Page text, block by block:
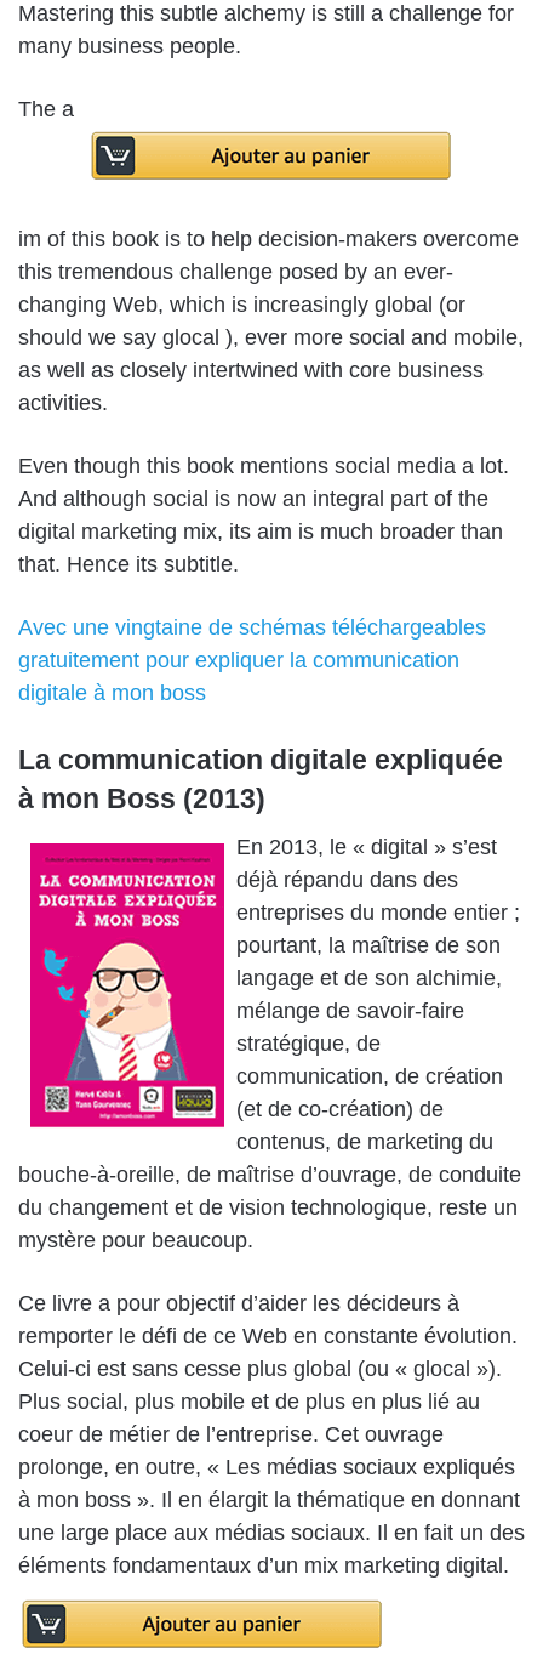
Mastering this subtle alchemy is still a challenge for
many business people.
The a
im of this book is to help decision-makers overcome
this tremendous challenge posed by an ever-
changing Web, which is increasingly global (or
should we say glocal ), ever more social and mobile,
as well as closely intertwined with core business
activities.
Even though this book mentions social media a lot.
And although social is now an integral part of the
digital marketing mix, its aim is much broader than
that. Hence its subtitle.
Avec une vingtaine de schémas téléchargeables
gratuitement pour expliquer la communication
digitale à mon boss
La communication digitale expliquée
à mon Boss (2013)
En 2013, le « digital » s’est
déjà répandu dans des
entreprises du monde entier ;
pourtant, la maîtrise de son
langage et de son alchimie,
mélange de savoir-faire
stratégique, de
communication, de création
(et de co-création) de
contenus, de marketing du
bouche-à-oreille, de maîtrise d’ouvrage, de conduite
du changement et de vision technologique, reste un
mystère pour beaucoup.
Ce livre a pour objectif d’aider les décideurs à
remporter le défi de ce Web en constante évolution.
Celui-ci est sans cesse plus global (ou « glocal »).
Plus social, plus mobile et de plus en plus lié au
coeur de métier de l’entreprise. Cet ouvrage
prolonge, en outre, « Les médias sociaux expliqués
à mon boss ». Il en élargit la thématique en donnant
une large place aux médias sociaux. Il en fait un des
éléments fondamentaux d’un mix marketing digital.